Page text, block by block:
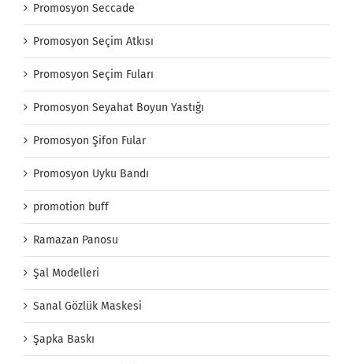
Promosyon Seccade
Promosyon Seçim Atkısı
Promosyon Seçim Fuları
Promosyon Seyahat Boyun Yastığı
Promosyon Şifon Fular
Promosyon Uyku Bandı
promotion buff
Ramazan Panosu
Şal Modelleri
Sanal Gözlük Maskesi
Şapka Baskı